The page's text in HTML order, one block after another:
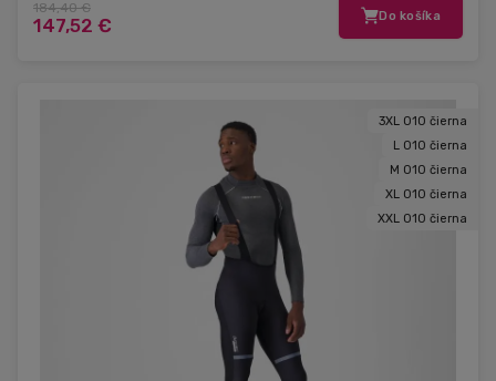
184,40 €
147,52 € Do košíka
3XL 010 čierna
L 010 čierna
M 010 čierna
XL 010 čierna
XXL 010 čierna